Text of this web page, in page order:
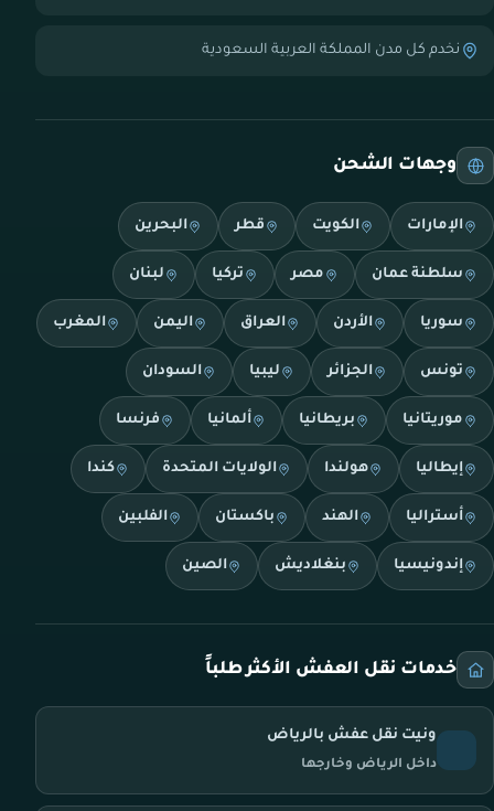
نخدم كل مدن المملكة العربية السعودية
وجهات الشحن
الإمارات الكويت قطر البحرين
سلطنة عمان مصر تركيا لبنان
سوريا الأردن العراق اليمن المغرب
تونس الجزائر ليبيا السودان
موريتانيا بريطانيا ألمانيا فرنسا
إيطاليا هولندا الولايات المتحدة كندا
أستراليا الهند باكستان الفلبين
إندونيسيا بنغلاديش الصين
خدمات نقل العفش الأكثر طلباً
ونيت نقل عفش بالرياض
داخل الرياض وخارجها